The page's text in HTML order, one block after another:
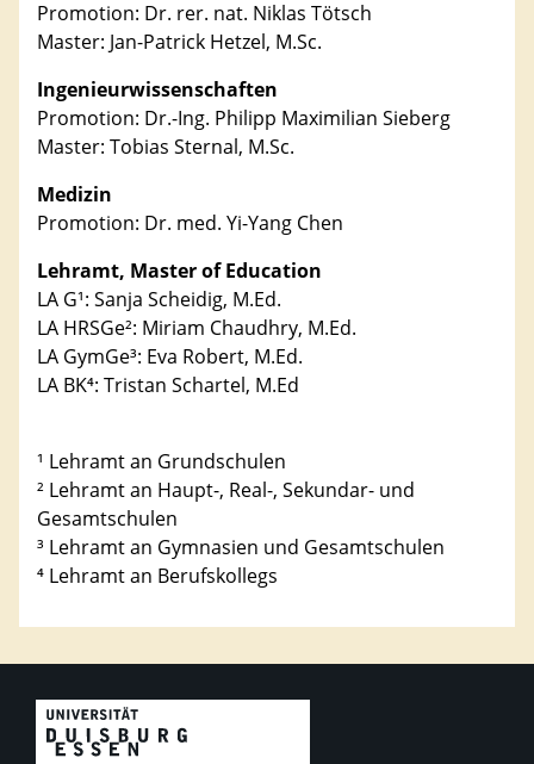
Promotion: Dr. rer. nat. Niklas Tötsch
Master: Jan-Patrick Hetzel, M.Sc.
Ingenieurwissenschaften
Promotion: Dr.-Ing. Philipp Maximilian Sieberg
Master: Tobias Sternal, M.Sc.
Medizin
Promotion: Dr. med. Yi-Yang Chen
Lehramt, Master of Education
LA G¹: Sanja Scheidig, M.Ed.
LA HRSGe²: Miriam Chaudhry, M.Ed.
LA GymGe³: Eva Robert, M.Ed.
LA BK⁴: Tristan Schartel, M.Ed
¹ Lehramt an Grundschulen
² Lehramt an Haupt-, Real-, Sekundar- und
Gesamtschulen
³ Lehramt an Gymnasien und Gesamtschulen
⁴ Lehramt an Berufskollegs